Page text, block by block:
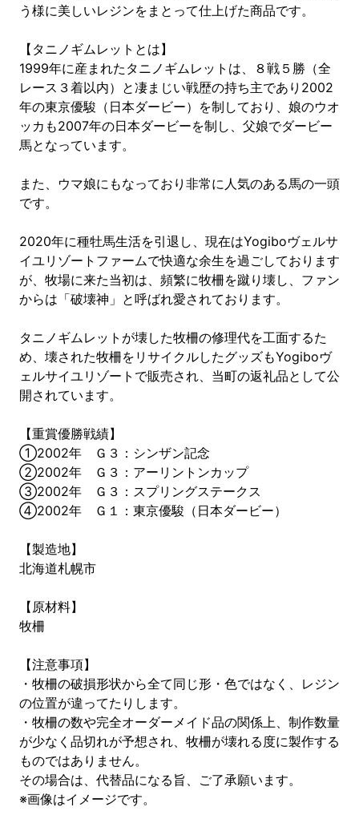
う様に美しいレジンをまとって仕上げた商品です。
【タニノギムレットとは】
1999年に産まれたタニノギムレットは、８戦５勝（全
レース３着以内）と凄まじい戦歴の持ち主であり2002
年の東京優駿（日本ダービー）を制しており、娘のウオ
ッカも2007年の日本ダービーを制し、父娘でダービー
馬となっています。
また、ウマ娘にもなっており非常に人気のある馬の一頭
です。
2020年に種牡馬生活を引退し、現在はYogiboヴェルサ
イユリゾートファームで快適な余生を過ごしております
が、牧場に来た当初は、頻繁に牧柵を蹴り壊し、ファン
からは「破壊神」と呼ばれ愛されております。
タニノギムレットが壊した牧柵の修理代を工面するた
め、壊された牧柵をリサイクルしたグッズもYogiboヴ
ェルサイユリゾートで販売され、当町の返礼品として公
開されています。
【重賞優勝戦績】
①2002年 Ｇ３：シンザン記念
②2002年 Ｇ３：アーリントンカップ
③2002年 Ｇ３：スプリングステークス
④2002年 Ｇ１：東京優駿（日本ダービー）
【製造地】
北海道札幌市
【原材料】
牧柵
【注意事項】
・牧柵の破損形状から全て同じ形・色ではなく、レジン
の位置が違ってたりします。
・牧柵の数や完全オーダーメイド品の関係上、制作数量
が少なく品切れが予想され、牧柵が壊れる度に製作する
ものではありません。
その場合は、代替品になる旨、ご了承願います。
※画像はイメージです。